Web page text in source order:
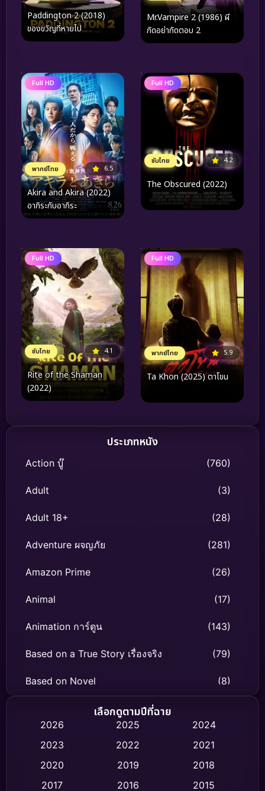
Paddington 2 (2018)
ของขวัญที่หายไป
Mr.Vampire 2 (1986) ผี
กัดอย่ากัดตอบ 2
Full HD
พากย์ไทย 6.5
Akira and Akira (2022)
อากิระกับอากิระ
Full HD
ซับไทย 4.2
The Obscured (2022)
Full HD
ซับไทย 4.1
Rite of the Shaman
(2022)
Full HD
พากย์ไทย 5.9
Ta Khon (2025) ตาโขน
ประเภทหนัง
Action บู๊ (760)
Adult (3)
Adult 18+ (28)
Adventure ผจญภัย (281)
Amazon Prime (26)
Animal (17)
Animation การ์ตูน (143)
Based on a True Story เรื่องจริง (79)
Based on Novel (8)
Biography ชีวิตจริง
Classic หนังคลาสสิก (47)
เลือกดูตามปีที่ฉาย
2026 2025
2024
2023
2022
2021
2020
2019
2018
2017
2016
2015